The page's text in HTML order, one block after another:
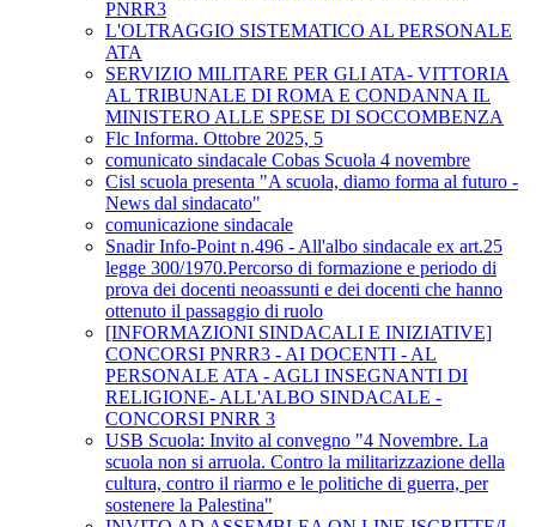
PNRR3
L'OLTRAGGIO SISTEMATICO AL PERSONALE
ATA
SERVIZIO MILITARE PER GLI ATA- VITTORIA
AL TRIBUNALE DI ROMA E CONDANNA IL
MINISTERO ALLE SPESE DI SOCCOMBENZA
Flc Informa. Ottobre 2025, 5
comunicato sindacale Cobas Scuola 4 novembre
Cisl scuola presenta "A scuola, diamo forma al futuro -
News dal sindacato"
comunicazione sindacale
Snadir Info-Point n.496 - All'albo sindacale ex art.25
legge 300/1970.Percorso di formazione e periodo di
prova dei docenti neoassunti e dei docenti che hanno
ottenuto il passaggio di ruolo
[INFORMAZIONI SINDACALI E INIZIATIVE]
CONCORSI PNRR3 - AI DOCENTI - AL
PERSONALE ATA - AGLI INSEGNANTI DI
RELIGIONE- ALL'ALBO SINDACALE -
CONCORSI PNRR 3
USB Scuola: Invito al convegno "4 Novembre. La
scuola non si arruola. Contro la militarizzazione della
cultura, contro il riarmo e le politiche di guerra, per
sostenere la Palestina"